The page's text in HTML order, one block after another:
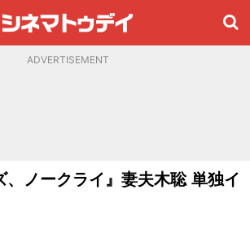
ADVERTISEMENT
、ノークライ』妻夫木聡 単独イ